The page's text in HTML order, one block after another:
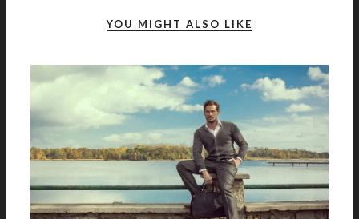
YOU MIGHT ALSO LIKE